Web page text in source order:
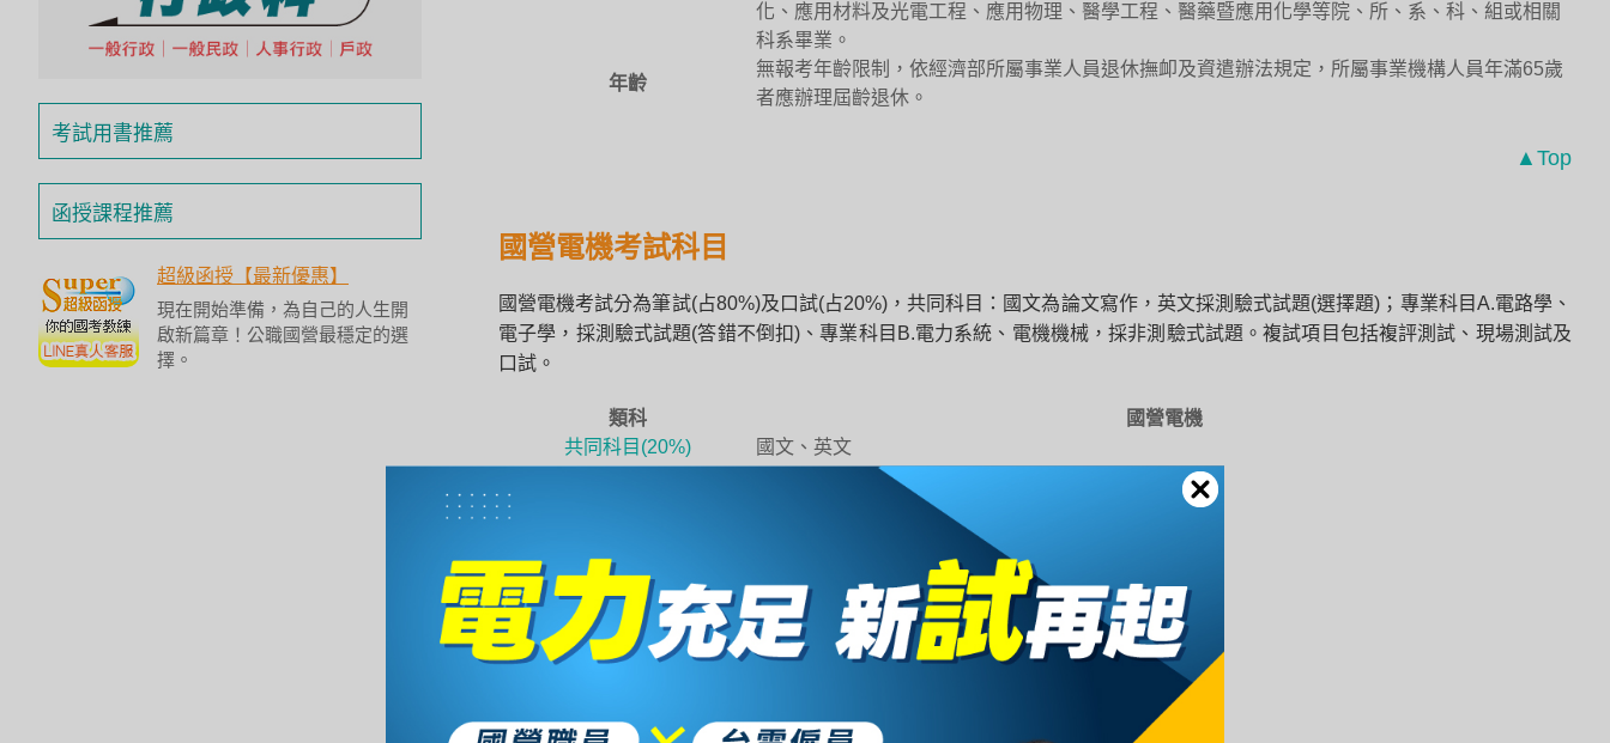
考試用書推薦
函授課程推薦
超級函授【最新優惠】
現在開始準備，為自己的人生開
啟新篇章！公職國營最穩定的選
擇。
化、應用材料及光電工程、應用物理、醫學工程、醫藥暨應用化學等院、所、系、科、組或相關
科系畢業。
年齡
無報考年齡限制，依經濟部所屬事業人員退休撫卹及資遣辦法規定，所屬事業機構人員年滿65歲
者應辦理屆齡退休。
▲Top
國營電機考試科目
國營電機考試分為筆試(占80%)及口試(占20%)，共同科目：國文為論文寫作，英文採測驗式試題(選擇題)；專業科目A.電路學、
電子學，採測驗式試題(答錯不倒扣)、專業科目B.電力系統、電機機械，採非測驗式試題。複試項目包括複評測試、現場測試及
口試。
類科
國營電機
共同科目(20%)
國文、英文
口試、現場測試
國營複試：口試